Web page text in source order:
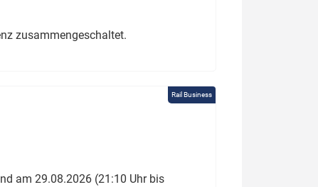
zusammengeschaltet.
Rail Business
am 29.08.2026 (21:10 Uhr bis